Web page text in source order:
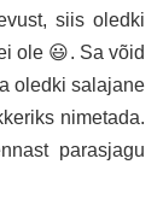
siis oledki
ole 😃. Sa võid
oledki salajane
nimetada.
parasjagu